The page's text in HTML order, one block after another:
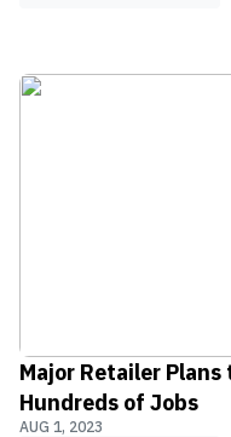
Major Retailer
Hundreds of Jobs
AUG 1, 2023